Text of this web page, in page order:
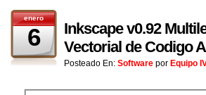
enero
6
Inkscape v0.92
Vectorial de Codigo
Posteado En: Software por Equipo